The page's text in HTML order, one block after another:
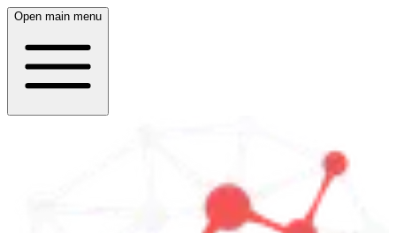
Open main menu